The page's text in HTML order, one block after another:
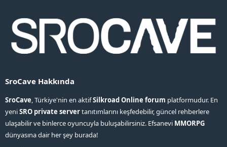
SroCave Hakkında
SroCave, Türkiye'nin en aktifSilkroad Online forum platformudur. En
yeniSRO private servertanıtımlarını keşfedebilir, güncel rehberlere
ulaşabilir ve binlerce oyuncuyla buluşabilirsiniz. Efsanevi MMORPG
dünyasına dair her şey burada!